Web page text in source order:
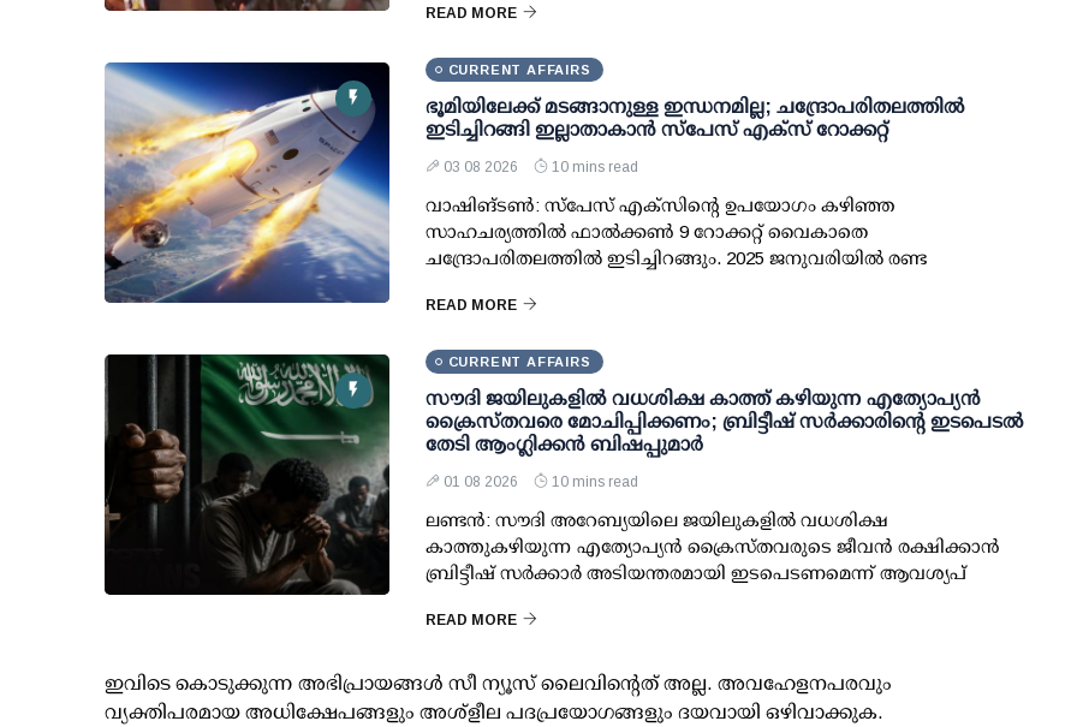
READ MORE
CURRENT AFFAIRS
ഭൂമിയിലേക്ക് മടങ്ങാനുള്ള ഇന്ധനമില്ല; ചന്ദ്രോപരിതലത്തില്‍
ഇടിച്ചിറങ്ങി ഇല്ലാതാകാന്‍ സ്പേസ് എക്‌സ് റോക്കറ്റ്
03 08 2026 10 mins read
വാഷിങ്ടണ്‍: സ്പേസ് എക്‌സിന്റെ ഉപയോഗം കഴിഞ്ഞ
സാഹചര്യത്തില്‍ ഫാല്‍ക്കണ്‍ 9 റോക്കറ്റ് വൈകാതെ
ചന്ദ്രോപരിതലത്തില്‍ ഇടിച്ചിറങ്ങും. 2025 ജനുവരിയില്‍ രണ്ട
READ MORE
CURRENT AFFAIRS
സൗദി ജയിലുകളിൽ വധശിക്ഷ കാത്ത് കഴിയുന്ന എത്യോപ്യൻ
ക്രൈസ്തവരെ മോചിപ്പിക്കണം; ബ്രിട്ടീഷ് സർക്കാരിന്റെ ഇടപെടൽ
തേടി ആംഗ്ലിക്കൻ ബിഷപ്പുമാർ
01 08 2026 10 mins read
ലണ്ടൻ: സൗദി അറേബ്യയിലെ ജയിലുകളിൽ വധശിക്ഷ
കാത്തുകഴിയുന്ന എത്യോപ്യൻ ക്രൈസ്തവരുടെ ജീവൻ രക്ഷിക്കാൻ
ബ്രിട്ടീഷ് സർക്കാർ അടിയന്തരമായി ഇടപെടണമെന്ന് ആവശ്യപ്
READ MORE
ഇവിടെ കൊടുക്കുന്ന അഭിപ്രായങ്ങള്‍ സീ ന്യൂസ് ലൈവിന്റെത് അല്ല. അവഹേളനപരവും
വ്യക്തിപരമായ അധിക്ഷേപങ്ങളും അശ്‌ളീല പദപ്രയോഗങ്ങളും ദയവായി ഒഴിവാക്കുക.